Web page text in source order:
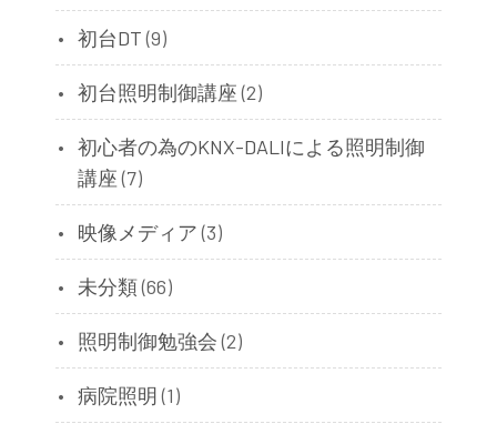
初台DT(9)
初台照明制御講座(2)
初心者の為のKNX-DALIによる照明制御
講座(7)
映像メディア(3)
未分類(66)
照明制御勉強会(2)
病院照明(1)